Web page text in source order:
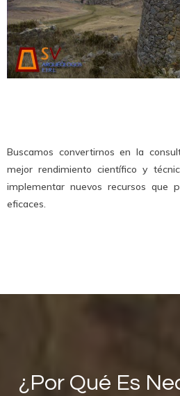
Buscamos convertirnos en la
mejor rendimiento científico y
implementar nuevos recursos que
eficaces.
¿Por Qué Es